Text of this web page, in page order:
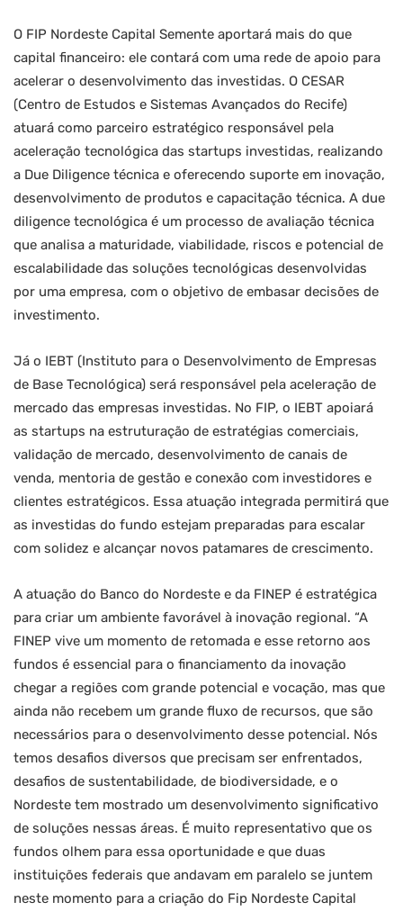
O FIP Nordeste Capital Semente aportará mais do que
capital financeiro: ele contará com uma rede de apoio para
acelerar o desenvolvimento das investidas. O CESAR
(Centro de Estudos e Sistemas Avançados do Recife)
atuará como parceiro estratégico responsável pela
aceleração tecnológica das startups investidas, realizando
a Due Diligence técnica e oferecendo suporte em inovação,
desenvolvimento de produtos e capacitação técnica. A due
diligence tecnológica é um processo de avaliação técnica
que analisa a maturidade, viabilidade, riscos e potencial de
escalabilidade das soluções tecnológicas desenvolvidas
por uma empresa, com o objetivo de embasar decisões de
investimento.
Já o IEBT (Instituto para o Desenvolvimento de Empresas
de Base Tecnológica) será responsável pela aceleração de
mercado das empresas investidas. No FIP, o IEBT apoiará
as startups na estruturação de estratégias comerciais,
validação de mercado, desenvolvimento de canais de
venda, mentoria de gestão e conexão com investidores e
clientes estratégicos. Essa atuação integrada permitirá que
as investidas do fundo estejam preparadas para escalar
com solidez e alcançar novos patamares de crescimento.
A atuação do Banco do Nordeste e da FINEP é estratégica
para criar um ambiente favorável à inovação regional. “A
FINEP vive um momento de retomada e esse retorno aos
fundos é essencial para o financiamento da inovação
chegar a regiões com grande potencial e vocação, mas que
ainda não recebem um grande fluxo de recursos, que são
necessários para o desenvolvimento desse potencial. Nós
temos desafios diversos que precisam ser enfrentados,
desafios de sustentabilidade, de biodiversidade, e o
Nordeste tem mostrado um desenvolvimento significativo
de soluções nessas áreas. É muito representativo que os
fundos olhem para essa oportunidade e que duas
instituições federais que andavam em paralelo se juntem
neste momento para a criação do Fip Nordeste Capital